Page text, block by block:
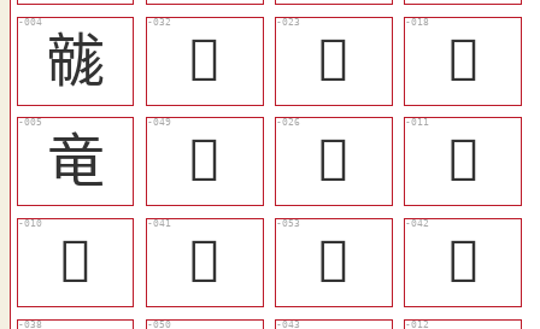
𢅛
󷄒 󷄊
󷄅
竜
󷄢 󷄍
𥪑
𥪐
󷄚 󷄤
󷄛